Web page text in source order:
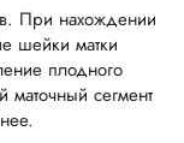
При нахождении
шейки матки
плодного
сегмент